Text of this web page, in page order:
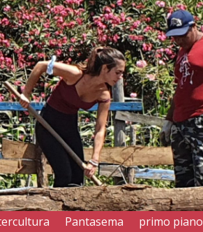
Pantasema primo piano